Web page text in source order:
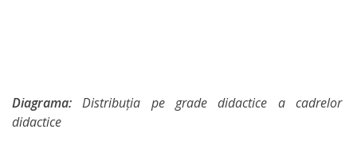
Diagrama:Distribuția pe grade didactice a cadrelor
didactice